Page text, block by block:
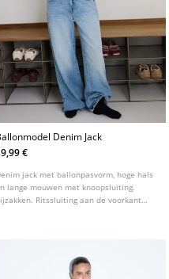
Denim Jack
€
jack met ballonpasvorm, hoge hals
lange mouwen met knoopsluiting.
Ritssluiting aan de voorkant